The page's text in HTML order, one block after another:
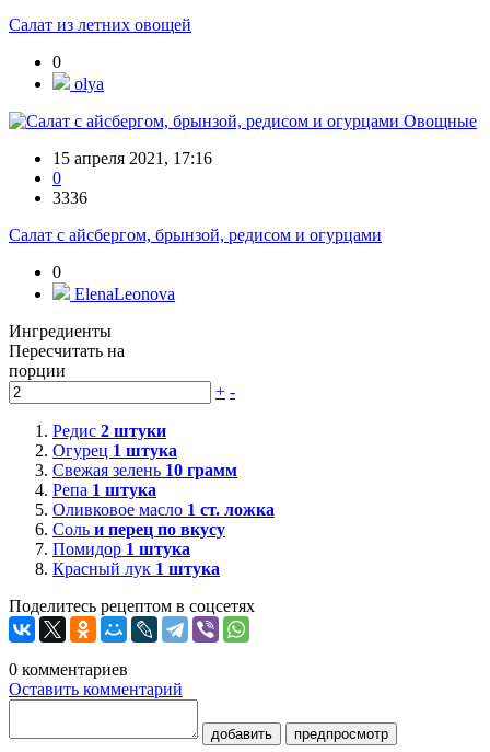
Салат из летних овощей
0
olya
Овощные
15 апреля 2021, 17:16
0
3336
Салат с айсбергом, брынзой, редисом и огурцами
0
ElenaLeonova
Ингредиенты
Пересчитать на
порции
+ -
Редис 2 штуки
Огурец 1 штука
Свежая зелень 10 грамм
Репа 1 штука
Оливковое масло 1 ст. ложка
Соль и перец по вкусу
Помидор 1 штука
Красный лук 1 штука
Поделитесь рецептом в соцсетях
0 комментариев
Оставить комментарий
добавить предпросмотр